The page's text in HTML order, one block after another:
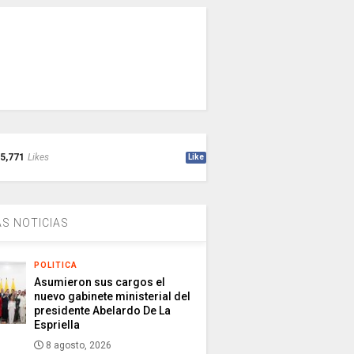
5,771 Likes Like
NOTICIAS
POLITICA
Asumieron sus cargos el
nuevo gabinete ministerial del
presidente Abelardo De La
Espriella
8 agosto, 2026